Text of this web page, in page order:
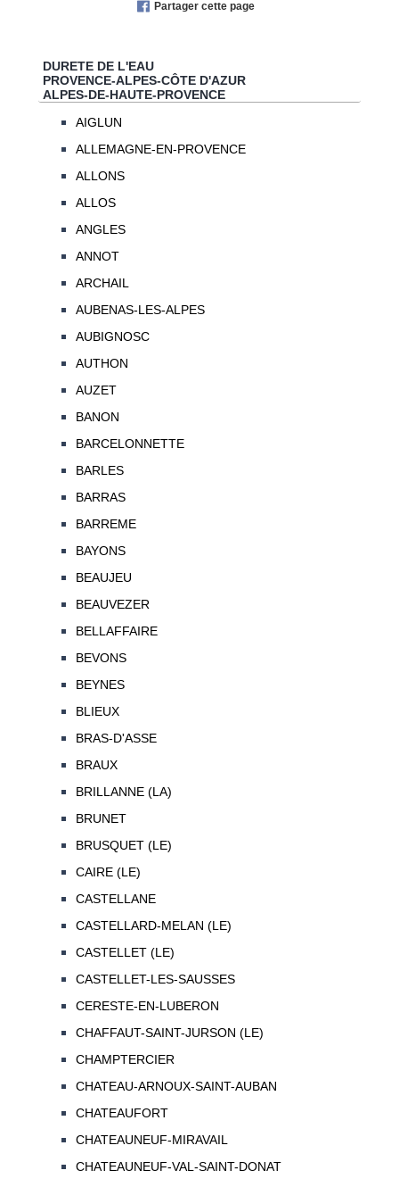
Partager cette page
DURETE DE L'EAU
PROVENCE-ALPES-CÔTE D'AZUR
ALPES-DE-HAUTE-PROVENCE
AIGLUN
ALLEMAGNE-EN-PROVENCE
ALLONS
ALLOS
ANGLES
ANNOT
ARCHAIL
AUBENAS-LES-ALPES
AUBIGNOSC
AUTHON
AUZET
BANON
BARCELONNETTE
BARLES
BARRAS
BARREME
BAYONS
BEAUJEU
BEAUVEZER
BELLAFFAIRE
BEVONS
BEYNES
BLIEUX
BRAS-D'ASSE
BRAUX
BRILLANNE (LA)
BRUNET
BRUSQUET (LE)
CAIRE (LE)
CASTELLANE
CASTELLARD-MELAN (LE)
CASTELLET (LE)
CASTELLET-LES-SAUSSES
CERESTE-EN-LUBERON
CHAFFAUT-SAINT-JURSON (LE)
CHAMPTERCIER
CHATEAU-ARNOUX-SAINT-AUBAN
CHATEAUFORT
CHATEAUNEUF-MIRAVAIL
CHATEAUNEUF-VAL-SAINT-DONAT